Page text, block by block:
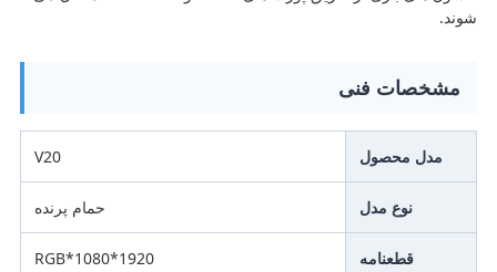
شوند.
مشخصات فنی
مدل محصول V20
نوع مدل حمام پرنده
قطعنامه 1920*1080*RGB